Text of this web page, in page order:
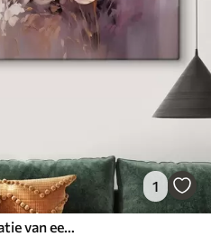
1
Delicate grote bloemen, imitatie van een olieverfschilderij